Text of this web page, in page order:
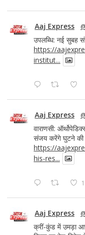
Aaj Express
उपलब्धि: नई सुबह
https://
institut...
Aaj Express
वाराणसी:
संजय करेंगे घुटने की
https://
his-res...
1
Aaj Express
क्रीं-कुंड में उमड़ा